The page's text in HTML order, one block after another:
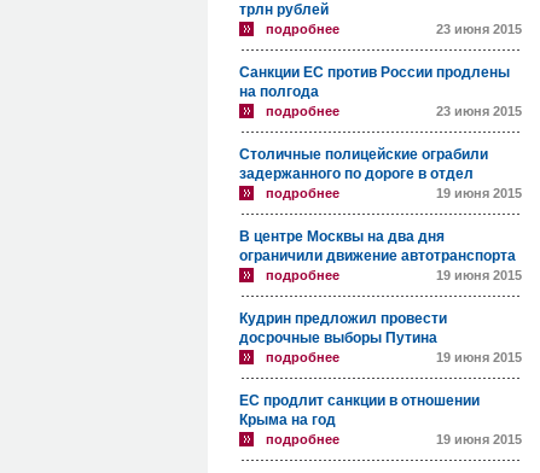
трлн рублей
подробнее 23 июня 2015
Санкции ЕС против России продлены
на полгода
подробнее 23 июня 2015
Столичные полицейские ограбили
задержанного по дороге в отдел
подробнее 19 июня 2015
В центре Москвы на два дня
ограничили движение автотранспорта
подробнее 19 июня 2015
Кудрин предложил провести
досрочные выборы Путина
подробнее 19 июня 2015
ЕС продлит санкции в отношении
Крыма на год
подробнее 19 июня 2015